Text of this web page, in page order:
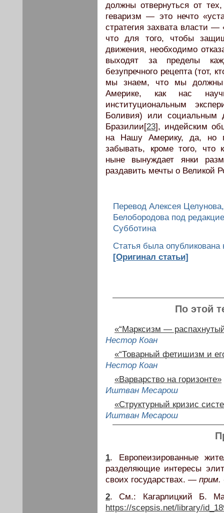
должны отвернуться от
геваризм — это нечто
стратегия захвата власти —
что для того, чтобы
движения, необходимо
выходят за пределы
безупречного рецепта (тот,
мы знаем, что мы должны
Америке, как нас
институциональным
Боливия) или социальным
Бразилии[23], индейским
на Нашу Америку, да, но
забывать, кроме того, что
ныне вынуждает янки
раздавить мечты о Великой
Перевод Алексея
Белобородова под
Субботина
Статья была опубликована
[Оригинал статьи]
По этой
«“Марксизм —
Нестор Коан
«“Товарный фетишизм и
Нестор Коан
«Варварство на горизонте»
Иштван Месарош
«Структурный кризис
Иштван Месарош
1. Европеизированные
разделяющие интересы
своих государствах. — прим.
2. См.: Кагарлицкий Б.
https://scepsis.net/library/